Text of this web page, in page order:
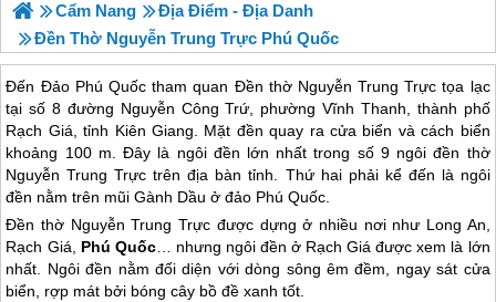
Cẩm Nang
Địa Điểm - Địa Danh
Đền Thờ Nguyễn Trung Trực Phú Quốc
Đến Đảo Phú Quốc tham quan Đền thờ Nguyễn Trung Trực tọa lạc
tại số 8 đường Nguyễn Công Trứ, phường Vĩnh Thanh, thành phố
Rạch Giá, tỉnh Kiên Giang. Mặt đền quay ra cửa biển và cách biển
khoảng 100 m. Đây là ngôi đền lớn nhất trong số 9 ngôi đền thờ
Nguyễn Trung Trực trên địa bàn tỉnh. Thứ hai phải kể đến là ngôi
đền nằm trên mũi Gành Dầu ở đảo Phú Quốc.
Đền thờ Nguyễn Trung Trực được dựng ở nhiều nơi như Long An,
Rạch Giá, Phú Quốc… nhưng ngôi đền ở Rạch Giá được xem là lớn
nhất. Ngôi đền nằm đối diện với dòng sông êm đềm, ngay sát cửa
biển, rợp mát bởi bóng cây bồ đề xanh tốt.